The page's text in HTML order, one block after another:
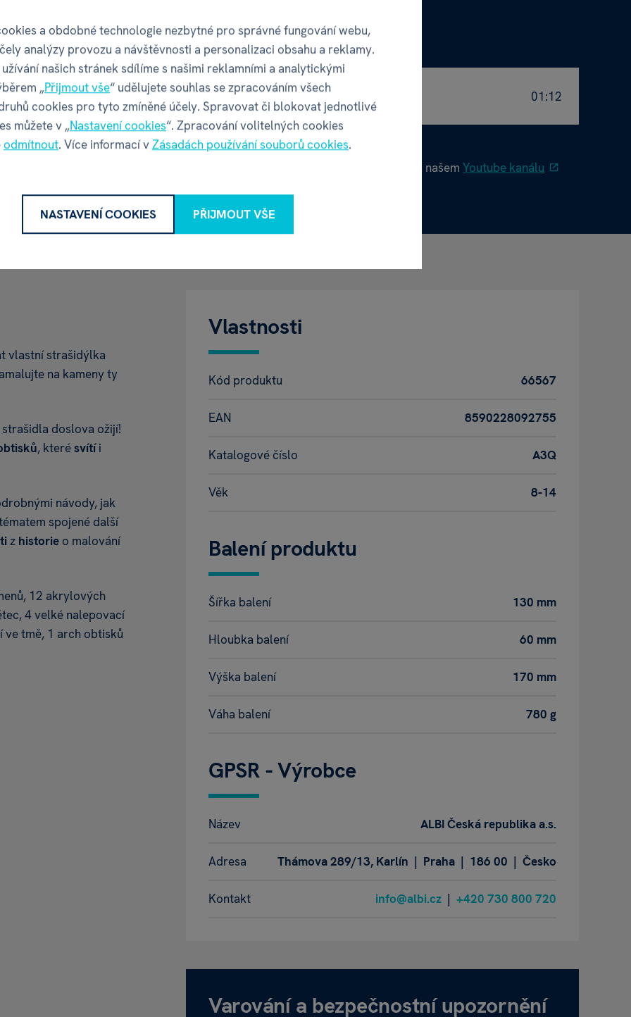
01:12
Spoustu zábavných videí najdete na našemYoutube kanálu
vlastní strašidýlka
na kameny ty
doslova ožijí!
, kterésvítíi
návody, jak
spojené další
z historie o malování
12 akrylových
4 velké nalepovací
tmě, 1 arch obtisků
Vlastnosti
Kód produktu 66567
EAN 8590228092755
Katalogové číslo A3Q
Věk 8-14
Balení produktu
Šířka balení 130 mm
Hloubka balení 60 mm
Výška balení 170 mm
Váha balení 780 g
GPSR - Výrobce
Název ALBI Česká republika a.s.
Adresa Thámova 289/13, Karlín | Praha | 186 00 | Česko
Kontakt info@albi.cz | +420 730 800 720
Varování a bezpečnostní upozornění
a obdobné technologie nezbytné pro správné fungování webu,
analýzy provozu a návštěvnosti a personalizaci obsahu a reklamy.
našich stránek sdílíme s našimi reklamními a analytickými
„Přijmout vše“ udělujete souhlas se zpracováním všech
cookies pro tyto zmíněné účely. Spravovat či blokovat jednotlivé
můžete v „Nastavení cookies“. Zpracování volitelných cookies
odmítnout. Více informací vZásadách používání souborů cookies.
NASTAVENÍ COOKIES PŘIJMOUT VŠE